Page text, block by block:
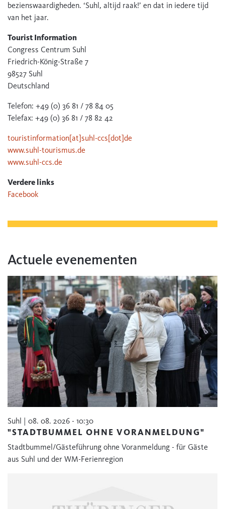
bezienswaardigheden. ‘Suhl, altijd raak!’ en dat in iedere tijd
van het jaar.
Tourist Information
Congress Centrum Suhl
Friedrich-König-Straße 7
98527 Suhl
Deutschland
Telefon: +49 (0) 36 81 / 78 84 05
Telefax: +49 (0) 36 81 / 78 82 42
touristinformation[at]suhl-ccs[dot]de
www.suhl-tourismus.de
www.suhl-ccs.de
Verdere links
Facebook
Actuele evenementen
Suhl | 08. 08. 2026 - 10:30
"STADTBUMMEL OHNE VORANMELDUNG"
Stadtbummel/Gästeführung ohne Voranmeldung - für Gäste
aus Suhl und der WM-Ferienregion